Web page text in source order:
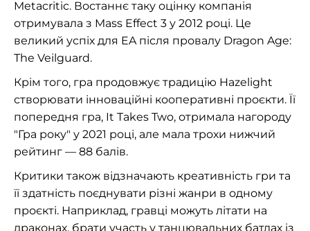
Metacritic. Востаннє таку оцінку компанія
отримувала з Mass Effect 3 у 2012 році. Це
великий успіх для EA після провалу Dragon Age:
The Veilguard.
Крім того, гра продовжує традицію Hazelight
створювати інноваційні кооперативні проєкти. Її
попередня гра, It Takes Two, отримала нагороду
"Гра року" у 2021 році, але мала трохи нижчий
рейтинг — 88 балів.
Критики також відзначають креативність гри та
її здатність поєднувати різні жанри в одному
проєкті. Наприклад, гравці можуть літати на
драконах, брати участь у танцювальних батлах із